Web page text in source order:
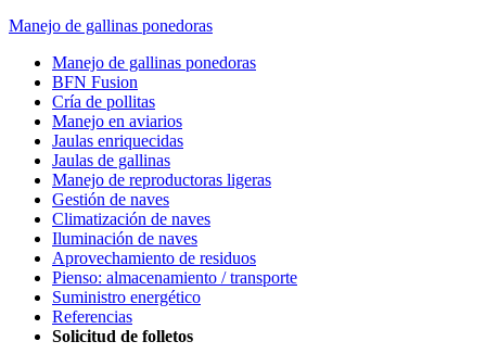
Manejo de gallinas ponedoras
Manejo de gallinas ponedoras
BFN Fusion
Cría de pollitas
Manejo en aviarios
Jaulas enriquecidas
Jaulas de gallinas
Manejo de reproductoras ligeras
Gestión de naves
Climatización de naves
Iluminación de naves
Aprovechamiento de residuos
Pienso: almacenamiento / transporte
Suministro energético
Referencias
Solicitud de folletos